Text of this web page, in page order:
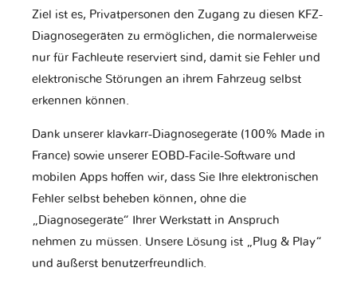
Ziel ist es, Privatpersonen den Zugang zu diesen KFZ-
Diagnosegeräten zu ermöglichen, die normalerweise
nur für Fachleute reserviert sind, damit sie Fehler und
elektronische Störungen an ihrem Fahrzeug selbst
erkennen können.
Dank unserer klavkarr-Diagnosegeräte (100% Made in
France) sowie unserer EOBD-Facile-Software und
mobilen Apps hoffen wir, dass Sie Ihre elektronischen
Fehler selbst beheben können, ohne die
„Diagnosegeräte“ Ihrer Werkstatt in Anspruch
nehmen zu müssen. Unsere Lösung ist „Plug & Play“
und äußerst benutzerfreundlich.